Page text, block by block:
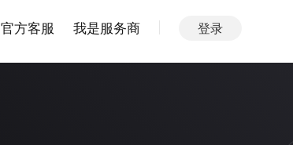
官方客服 我是服务商 登录